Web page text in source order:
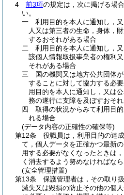
4
前3項の規定は，次に掲げる場
い。
一
利用目的を本人に通知し，
人又は第三者の生命，身体，
するおそれがある場合
二
利用目的を本人に通知し，
該個人情報取扱事業者の権利
それがある場合
三
国の機関又は地方公共団体
することに対して協力する必
用目的を本人に通知し，又は
務の遂行に支障を及ぼすおそれ
四
取得の状況からみて利用目
れる場合
(データ内容の正確性の確保等)
第12条
役職員は，利用目的の達
て，個人データを正確かつ最新
用する必要がなくなったときは
く消去するよう努めなければなら
(安全管理措置)
第13条
保護管理者は，その取り
滅失又は毀損の防止その他の個